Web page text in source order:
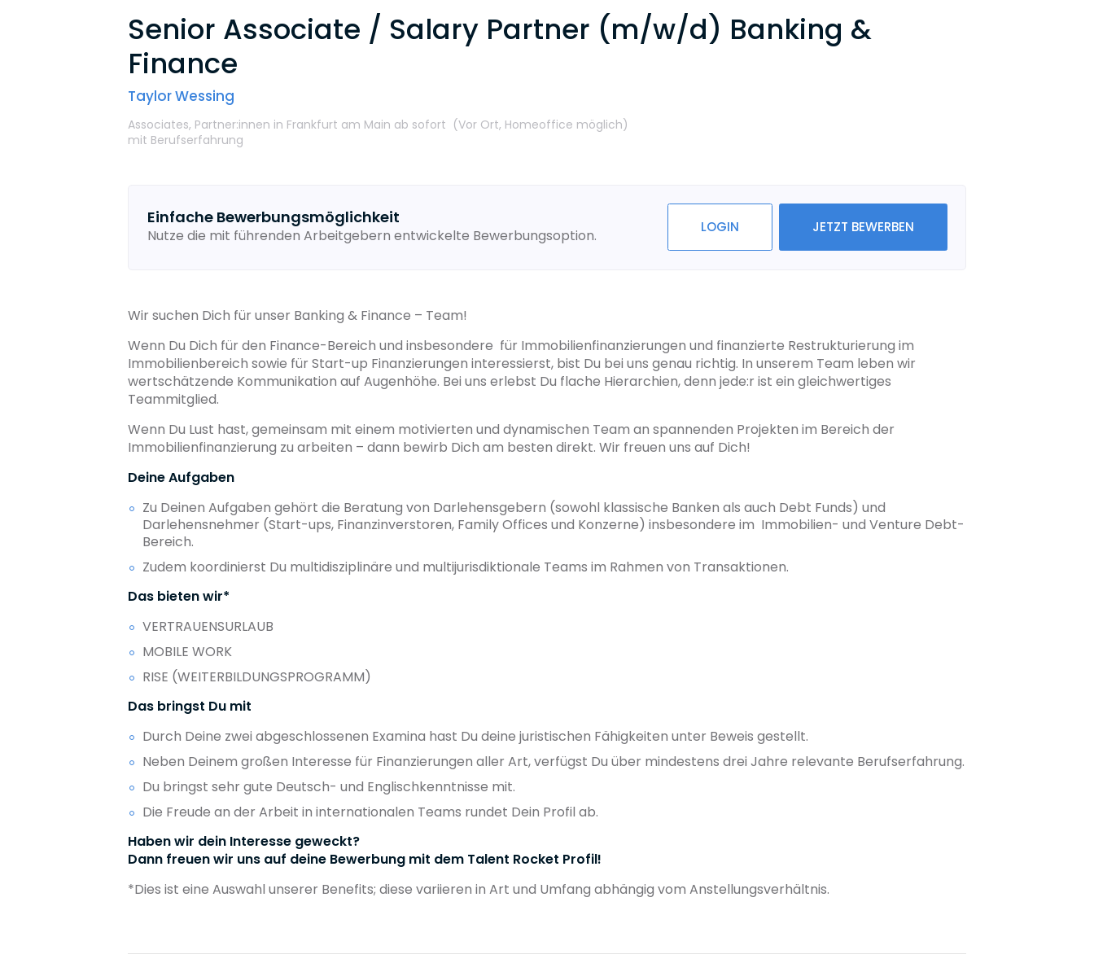
Senior Associate / Salary Partner (m/w/d) Banking &
Finance
Taylor Wessing
Associates, Partner:innen in Frankfurt am Main ab sofort (Vor Ort, Homeoffice möglich)
mit Berufserfahrung
Einfache Bewerbungsmöglichkeit
Nutze die mit führenden Arbeitgebern entwickelte Bewerbungsoption. LOGIN JETZT BEWERBEN
Wir suchen Dich für unser Banking & Finance – Team!
Wenn Du Dich für den Finance-Bereich und insbesondere für Immobilienfinanzierungen und finanzierte Restrukturierung im
Immobilienbereich sowie für Start-up Finanzierungen interessierst, bist Du bei uns genau richtig. In unserem Team leben wir
wertschätzende Kommunikation auf Augenhöhe. Bei uns erlebst Du flache Hierarchien, denn jede:r ist ein gleichwertiges
Teammitglied.
Wenn Du Lust hast, gemeinsam mit einem motivierten und dynamischen Team an spannenden Projekten im Bereich der
Immobilienfinanzierung zu arbeiten – dann bewirb Dich am besten direkt. Wir freuen uns auf Dich!
Deine Aufgaben
Zu Deinen Aufgaben gehört die Beratung von Darlehensgebern (sowohl klassische Banken als auch Debt Funds) und
Darlehensnehmer (Start-ups, Finanzinverstoren, Family Offices und Konzerne) insbesondere im Immobilien- und Venture Debt-
Bereich.
Zudem koordinierst Du multidisziplinäre und multijurisdiktionale Teams im Rahmen von Transaktionen.
Das bieten wir*
VERTRAUENSURLAUB
MOBILE WORK
RISE (WEITERBILDUNGSPROGRAMM)
Das bringst Du mit
Durch Deine zwei abgeschlossenen Examina hast Du deine juristischen Fähigkeiten unter Beweis gestellt.
Neben Deinem großen Interesse für Finanzierungen aller Art, verfügst Du über mindestens drei Jahre relevante Berufserfahrung.
Du bringst sehr gute Deutsch- und Englischkenntnisse mit.
Die Freude an der Arbeit in internationalen Teams rundet Dein Profil ab.
Haben wir dein Interesse geweckt?
Dann freuen wir uns auf deine Bewerbung mit dem Talent Rocket Profil!
*Dies ist eine Auswahl unserer Benefits; diese variieren in Art und Umfang abhängig vom Anstellungsverhältnis.